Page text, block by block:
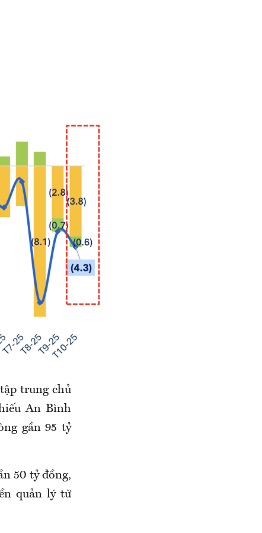
trung chủ
An Bình
gần 95 tỷ
50 tỷ đồng,
quản lý từ